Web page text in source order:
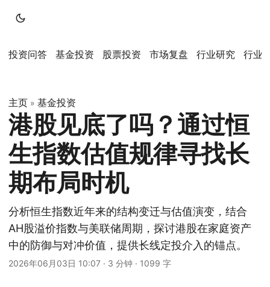
投资问答 基金投资 股票投资 市场复盘 行业研究 行业
主页 » 基金投资
港股见底了吗？通过恒
生指数估值规律寻找长
期布局时机
分析恒生指数近年来的结构变迁与估值演变，结合
AH股溢价指数与美联储周期，探讨港股在家庭资产
中的防御与对冲价值，提供长线定投介入的锚点。
2026年06月03日 10:07 · 3 分钟 · 1099 字